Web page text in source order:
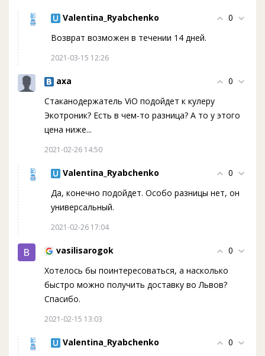
Valentina_Ryabchenko
0
Возврат возможен в течении 14 дней.
2021-03-15 12:26
axa
0
Стаканодержатель ViO подойдет к кулеру
Экотроник? Есть в чем-то разница? А то у этого
цена ниже...
2021-02-26 14:50
Valentina_Ryabchenko
0
Да, конечно подойдет. Особо разницы нет, он
универсальный.
2021-02-26 17:04
vasilisarogok
0
Хотелось бы поинтересоваться, а насколько
быстро можно получить доставку во Львов?
Спасибо.
2021-02-15 13:03
Valentina_Ryabchenko
0